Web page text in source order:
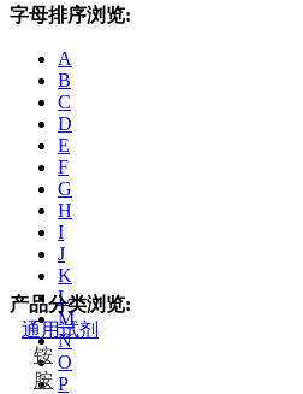
字母排序浏览:
A
B
C
D
E
F
G
H
I
J
K
L
M
N
O
P
产品分类浏览:
通用试剂
铵
胺